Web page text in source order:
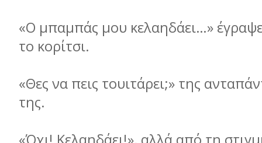
«Ο μπαμπάς μου κελαηδάει…»
το κορίτσι.
«Θες να πεις τουιτάρει;» της
της.